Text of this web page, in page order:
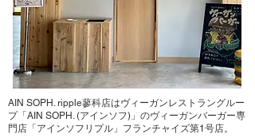
AIN SOPH. ripple蓼科店はヴィーガンレストラングルー
プ「AIN SOPH. (アインソフ)」のヴィーガンバーガー専
門店「アインソフリプル」フランチャイズ第1号店。